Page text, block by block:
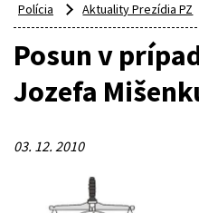
Polícia Aktuality Prezídia PZ
Posun v
Jozefa
03. 12. 2010